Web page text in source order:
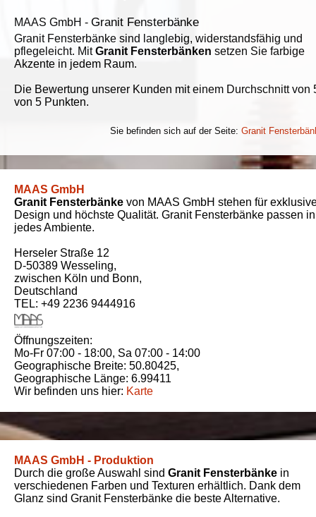
MAAS GmbH - Granit Fensterbänke
Granit Fensterbänke sind langlebig, widerstandsfähig und
pflegeleicht. MitGranit Fensterbänken setzen Sie farbige
Akzente in jedem Raum.
Die Bewertung unserer Kunden mit einem Durchschnitt von
von 5 Punkten.
Sie befinden sich auf der Seite: Granit
MAAS GmbH
Granit Fensterbänke von MAAS GmbH stehen für
Design und höchste Qualität. Granit Fensterbänke passen in
jedes Ambiente.
Herseler Straße 12
D-50389 Wesseling,
zwischen Köln und Bonn,
Deutschland
TEL: +49 2236 9444916
Öffnungszeiten:
Mo-Fr 07:00 - 18:00, Sa 07:00 - 14:00
Geographische Breite: 50.80425,
Geographische Länge: 6.99411
Wir befinden uns hier: Karte
MAAS GmbH - Produktion
Durch die große Auswahl sind Granit Fensterbänke in
verschiedenen Farben und Texturen erhältlich. Dank dem
Glanz sind Granit Fensterbänke die beste Alternative.